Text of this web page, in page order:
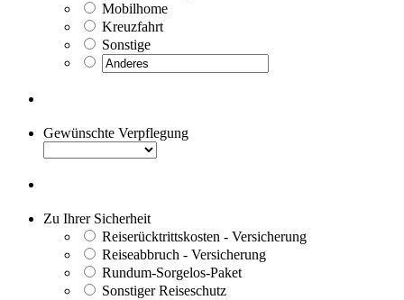
Mobilhome
Kreuzfahrt
Sonstige
Gewünschte Verpflegung
Zu Ihrer Sicherheit
Reiserücktrittskosten - Versicherung
Reiseabbruch - Versicherung
Rundum-Sorgelos-Paket
Sonstiger Reiseschutz